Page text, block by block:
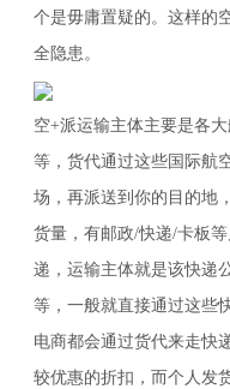
个是毋庸置疑的。这样的
全隐患。
空+派运输主体主要是各
等，货代通过这些国际航
场，再派送到你的目的地
货量，有邮政/快递/卡板
递，运输主体就是该快递
等，一般就直接通过这些
电商都会通过货代来走快
较优惠的折扣，而个人发